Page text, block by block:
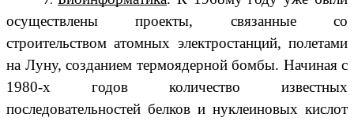
осуществлены проекты, связанные со
строительством атомных электростанций, полетами
на Луну, созданием термоядерной бомбы. Начиная с
1980-х годов количество известных
последовательностей белков и нуклеиновых кислот